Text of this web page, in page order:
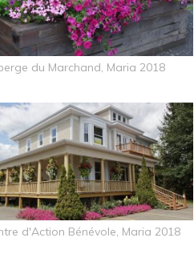
du Marchand, Maria 2018
d'Action Bénévole, Maria 2018